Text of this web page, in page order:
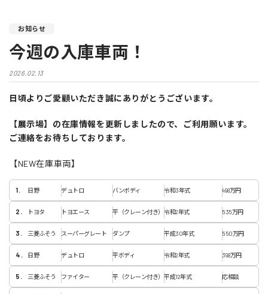
お知らせ
今週の入庫車両！
2026.02.13
日頃よりご愛顧いただき誠にありがとうございます。
【展示場】の在庫情報を更新しましたので、ご利用願います。
ご連絡をお待ちしております。
【NEW在庫車両】
日野 デュトロ バンボディ 令和3年式 498万円
トヨタ トヨエース 平（クレーン付き） 令和2年式 535万円
三菱ふそう スーパーグレート ダンプ 平成30年式 550万円
日野 デュトロ 平ボディ 令和2年式 398万円
三菱ふそう ファイター 平（クレーン付き） 平成12年式 応相談